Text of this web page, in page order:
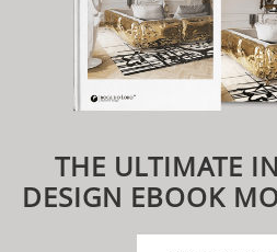
THE ULTIMATE
DESIGN EBOOK